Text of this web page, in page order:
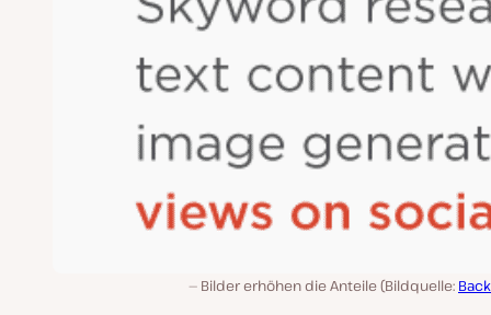
Bilder erhöhen die Anteile (Bildquelle: